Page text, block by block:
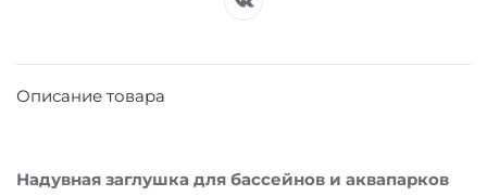
Описание товара
Надувная заглушка для бассейнов и аквапарков